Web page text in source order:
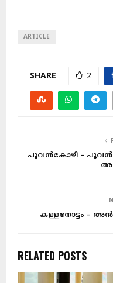
ARTICLE
SHARE 2
പൂവൻകോഴി –
കള്ളനോട്ടം –
RELATED POSTS